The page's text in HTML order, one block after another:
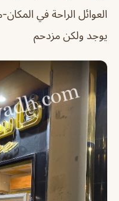
العوائل الراحة في
يوجد ولكن مزدحم